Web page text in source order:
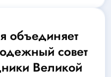
объединяет
совет
Великой